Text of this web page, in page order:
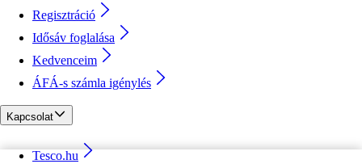
Regisztráció
Idősáv foglalása
Kedvenceim
ÁFÁ-s számla igénylés
Kapcsolat
Tesco.hu